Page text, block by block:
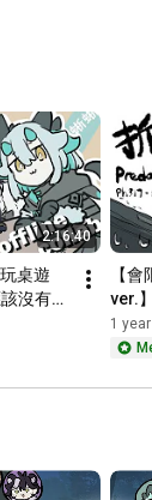
2:16:40
桌遊
沒有卡
【
ver.】
1